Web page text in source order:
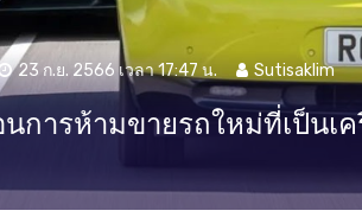
23 ก.ย. 2566 เวลา 17:47 น. Sutisaklim
นการห้ามขายรถใหม่ที่เป็นเ